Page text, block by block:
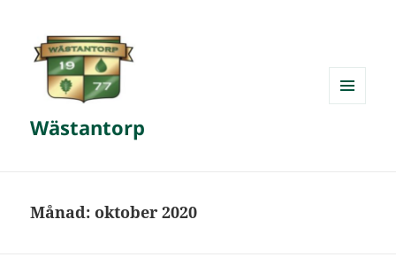
Wästantorp
Månad:oktober 2020